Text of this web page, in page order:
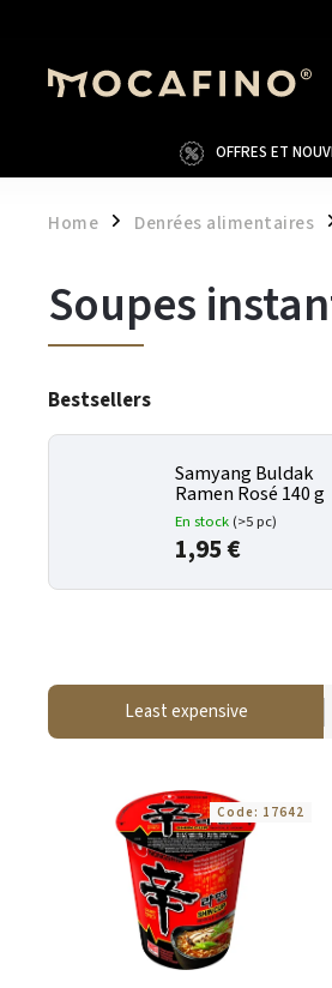
OFFRES ET
Home / Denrées alimentaires /
Soupes
Bestsellers
Samyang Buldak
Ramen Rosé 140 g
En stock (>5 pc)
1,95 €
Least expensive
Code: 17642